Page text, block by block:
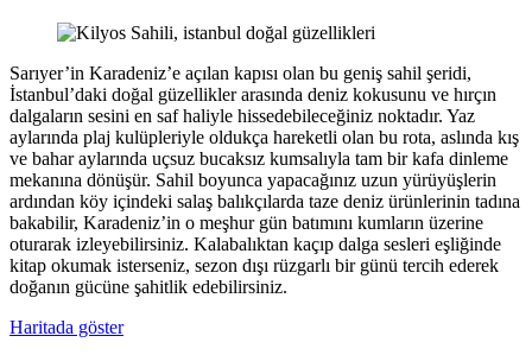
Sarıyer’in Karadeniz’e açılan kapısı olan bu geniş sahil şeridi,
İstanbul’daki doğal güzellikler arasında deniz kokusunu ve hırçın
dalgaların sesini en saf haliyle hissedebileceğiniz noktadır. Yaz
aylarında plaj kulüpleriyle oldukça hareketli olan bu rota, aslında kış
ve bahar aylarında uçsuz bucaksız kumsalıyla tam bir kafa dinleme
mekanına dönüşür. Sahil boyunca yapacağınız uzun yürüyüşlerin
ardından köy içindeki salaş balıkçılarda taze deniz ürünlerinin tadına
bakabilir, Karadeniz’in o meşhur gün batımını kumların üzerine
oturarak izleyebilirsiniz. Kalabalıktan kaçıp dalga sesleri eşliğinde
kitap okumak isterseniz, sezon dışı rüzgarlı bir günü tercih ederek
doğanın gücüne şahitlik edebilirsiniz.
Haritada göster